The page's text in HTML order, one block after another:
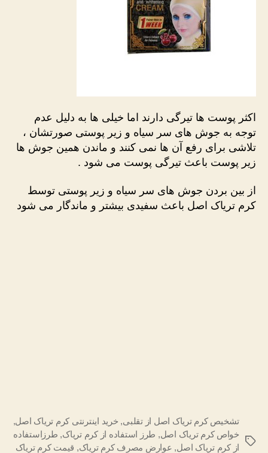
اکثر پوست ها تیرگی دارند اما خیلی ها به دلیل عدم
توجه به جوش های سر سیاه و زیر پوستی صورتشان ،
تلاشی برای رفع آن ها نمی کنند و ماندن همین جوش ها
زیر پوست باعث تیرگی پوست می شود .
از بین بردن جوش های سر سیاه و زیر پوستی توسط
کرم تریاک اصل باعث سفیدی بیشتر و ماندگار می شود
برچسب‌ها
تشخیص کرم تریاک اصل از تقلبی, خرید اینترنتی کرم تریاک اصل,
خواص کرم تریاک اصل, طرز استفاده از کرم تریاک, طرزاستفاده
از کرم تریاک اصل, عوارض مصرف کرم تریاک, قیمت کرم تریاک